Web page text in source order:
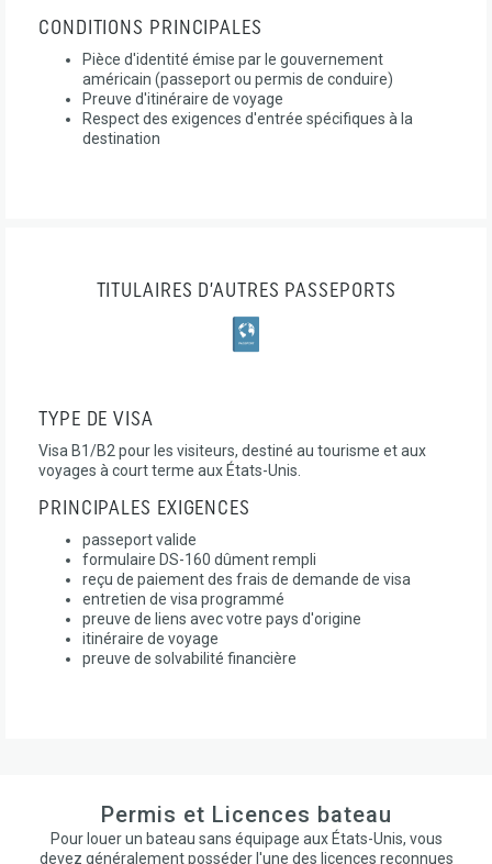
CONDITIONS PRINCIPALES
Pièce d'identité émise par le gouvernement
américain (passeport ou permis de conduire)
Preuve d'itinéraire de voyage
Respect des exigences d'entrée spécifiques à la
destination
TITULAIRES D’AUTRES PASSEPORTS
TYPE DE VISA
Visa B1/B2 pour les visiteurs, destiné au tourisme et aux
voyages à court terme aux États-Unis.
PRINCIPALES EXIGENCES
passeport valide
formulaire DS-160 dûment rempli
reçu de paiement des frais de demande de visa
entretien de visa programmé
preuve de liens avec votre pays d'origine
itinéraire de voyage
preuve de solvabilité financière
Permis et Licences bateau
Pour louer un bateau sans équipage aux États-Unis, vous
devez généralement posséder l'une des licences reconnues